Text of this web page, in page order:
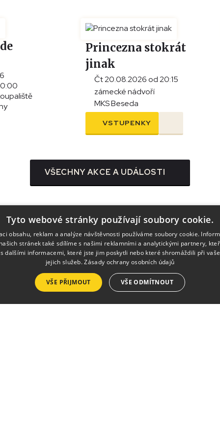
Princezna stokrát
jinak
Čt 20.08.2026 od 20:15
zámecké nádvoří
MKS Beseda
VSTUPENKY
VŠECHNY AKCE A UDÁLOSTI
Služby
Tyto webové stránky používají soubory cookie.
obsahu, reklam a analýze návštěvnosti používáme soubory cookie.
stránek také sdílíme s našimi reklamními a analytickými partnery,
dalšími informacemi, které jste jim poskytli nebo které shromáždili při
jejich služeb.Zásady ochrany osobních údajů
VŠE PŘIJMOUT VŠE ODMÍTNOUT